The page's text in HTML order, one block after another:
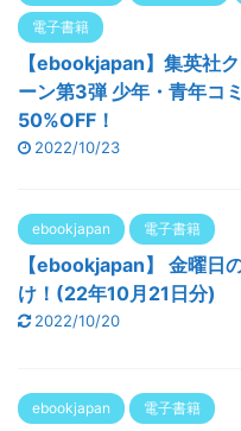
電子書籍
【ebookjapan】集英社
ーン第3弾 少年・青年コ
50%OFF！
2022/10/23
ebookjapan 電子書籍
【ebookjapan】 金曜日
け！(22年10月21日分)
2022/10/20
ebookjapan 電子書籍